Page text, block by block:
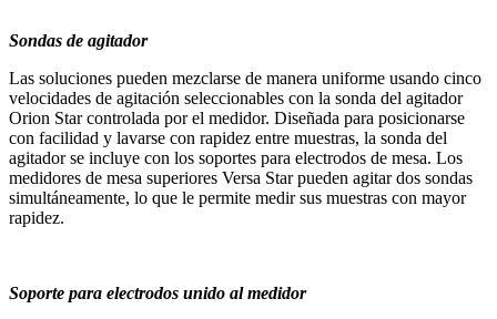
Sondas de agitador
Las soluciones pueden mezclarse de manera uniforme usando cinco
velocidades de agitación seleccionables con la sonda del agitador
Orion Star controlada por el medidor. Diseñada para posicionarse
con facilidad y lavarse con rapidez entre muestras, la sonda del
agitador se incluye con los soportes para electrodos de mesa. Los
medidores de mesa superiores Versa Star pueden agitar dos sondas
simultáneamente, lo que le permite medir sus muestras con mayor
rapidez.
Soporte para electrodos unido al medidor